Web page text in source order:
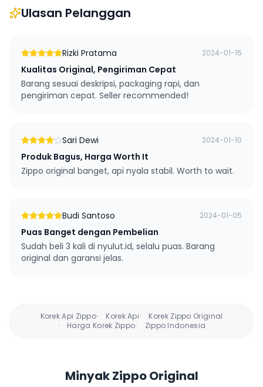
Ulasan Pelanggan
Rizki Pratama 2024-01-15
Kualitas Original, Pengiriman Cepat
Barang sesuai deskripsi, packaging rapi, dan
pengiriman cepat. Seller recommended!
Sari Dewi 2024-01-10
Produk Bagus, Harga Worth It
Zippo original banget, api nyala stabil. Worth to wait.
Budi Santoso 2024-01-05
Puas Banget dengan Pembelian
Sudah beli 3 kali di nyulut.id, selalu puas. Barang
original dan garansi jelas.
Korek Api Zippo• Korek Api• Korek Zippo Original
• Harga Korek Zippo• Zippo Indonesia
Minyak ZippoOriginal